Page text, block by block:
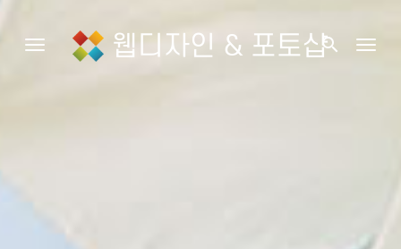
Toggle navigation웹디자인 & 포토샵search